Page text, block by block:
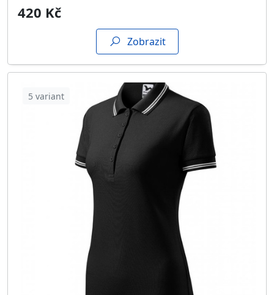
420 Kč
Zobrazit
5 variant